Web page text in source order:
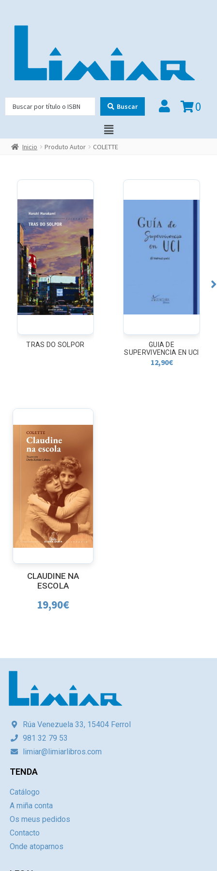
Buscar 0
Inicio Produto Autor COLETTE
TRAS DO SOLPOR
GUIA DE
SUPERVIVENCIA EN UCI
12,90€
CLAUDINE NA
ESCOLA
19,90€
Rúa Venezuela 33, 15404 Ferrol
981 32 79 53
limiar@limiarlibros.com
TENDA
Catálogo
A miña conta
Os meus pedidos
Contacto
Onde atoparnos